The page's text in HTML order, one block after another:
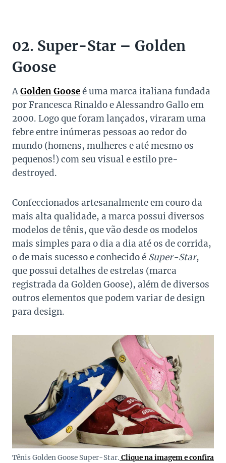
02. Super-Star – Golden
Goose
AGolden Gooseé uma marca italiana fundada
por Francesca Rinaldo e Alessandro Gallo em
2000. Logo que foram lançados, viraram uma
febre entre inúmeras pessoas ao redor do
mundo (homens, mulheres e até mesmo os
pequenos!) com seu visual e estilo pre-
destroyed.
Confeccionados artesanalmente em couro da
mais alta qualidade, a marca possui diversos
modelos de tênis, que vão desde os modelos
mais simples para o dia a dia até os de corrida,
o de mais sucesso e conhecido é Super-Star,
que possui detalhes de estrelas (marca
registrada da Golden Goose), além de diversos
outros elementos que podem variar de design
para design.
Tênis Golden Goose Super-Star. Clique na imagem e confira